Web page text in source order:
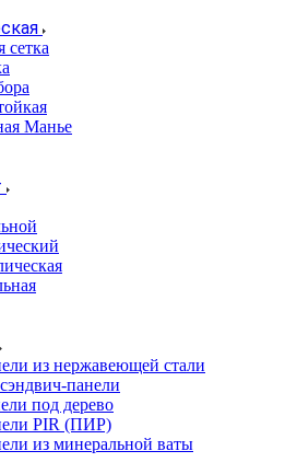
Манье
из нержавеющей стали
панели
под дерево
PIR (ПИР)
из минеральной ваты